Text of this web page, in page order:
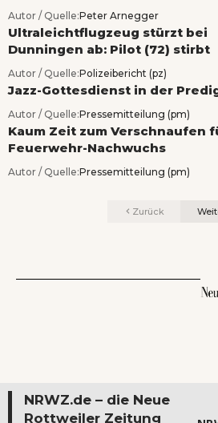
Autor / Quelle:Peter Arnegger
Ultraleichtflugzeug stürzt bei
Dunningen ab: Pilot (72) stirbt
Autor / Quelle:Polizeibericht (pz)
Jazz-Gottesdienst in der
Autor / Quelle:Pressemitteilung (pm)
Kaum Zeit zum Verschnaufen
Feuerwehr-Nachwuchs
Autor / Quelle:Pressemitteilung (pm)
Zurück
NRWZ.de – die Neue
Rottweiler Zeitung